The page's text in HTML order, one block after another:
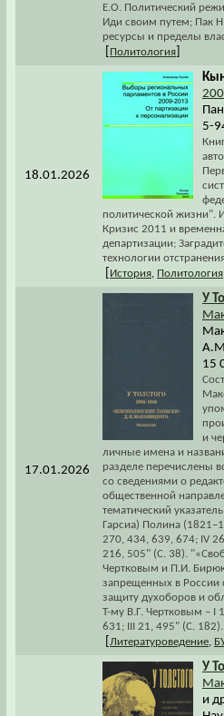
Е.О. Политический
Иди своим путем; Пак
ресурсы и пределы
Политология
18.01.2026
5-
политической жизни".
Кризис 2011 и
департизации;
технологии
История, Политология
17.01.2026
У
15
и
личные имена и
разделе перечислены
со сведениями о
общественной
тематический
Гарсиа) Полина
270, 434, 639, 674; IV
216, 505" (С. 38).
Чертковым и П.И.
запрещенных в России
защиту духоборов и
Т-му В.Г. Чертковым – I
631; III 21, 495" (С. 182).
Литературоведение,
У
и